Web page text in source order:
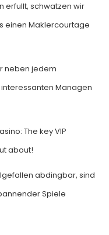
erfullt, schwatzen wir
einen Maklercourtage
neben jedem
Managen
The key VIP
about!
abdingbar, sind
Spiele